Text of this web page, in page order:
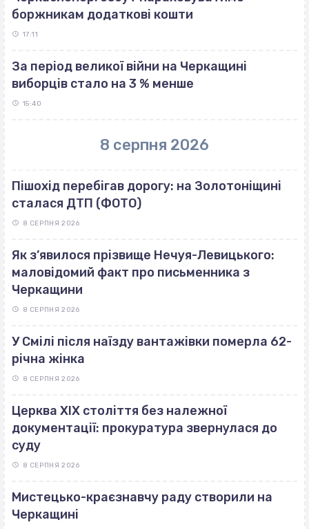
боржникам додаткові кошти
17:11
За період великої війни на Черкащині
виборців стало на 3 % менше
15:40
8 серпня 2026
Пішохід перебігав дорогу: на Золотоніщині
сталася ДТП (ФОТО)
8 СЕРПНЯ 2026
Як з’явилося прізвище Нечуя-Левицького:
маловідомий факт про письменника з
Черкащини
8 СЕРПНЯ 2026
У Смілі після наїзду вантажівки померла 62-
річна жінка
8 СЕРПНЯ 2026
Церква ХІХ століття без належної
документації: прокуратура звернулася до
суду
8 СЕРПНЯ 2026
Мистецько-краєзнавчу раду створили на
Черкащині